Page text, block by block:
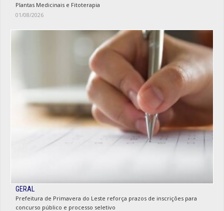
Plantas Medicinais e Fitoterapia
01/08/2026
GERAL
Prefeitura de Primavera do Leste reforça prazos de inscrições para
concurso público e processo seletivo